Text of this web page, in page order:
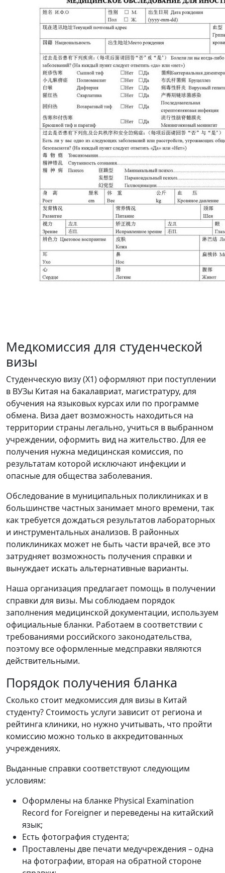
Медкомиссия для студенческой
визы
Студенческую визу (X1) оформляют при поступлении
в ВУЗы Китая на бакалавриат, магистратуру, для
обучения на языковых курсах или по программе
обмена. Виза дает возможность находиться на
территории страны легально, учиться в выбранном
учреждении, оформить вид на жительство. Для ее
получения нужна медицинская комиссия, по
результатам которой исключают инфекции и
опасные для общества заболевания.
Обследование в муниципальных поликлиниках и в
большинстве частных занимает много времени, так
как требуется дождаться результатов лабораторных
и инструментальных анализов. В районных
поликлиниках может не быть части врачей, все это
затрудняет возможность получения справки и
вынуждает искать альтернативные варианты.
Наша организация предлагает помощь в получении
справки для визы. Мы соблюдаем порядок
заполнения медицинской документации, используем
официальные бланки. Работаем в соответствии с
требованиями российского законодательства,
поэтому все оформленные медсправки являются
действительными.
Порядок получения бланка
Сколько стоит медкомиссия для визы в Китай
студенту? Стоимость услуги зависит от региона и
рейтинга клиники, но нужно учитывать, что пройти
комиссию можно только в аккредитованных
учреждениях.
Выданные справки соответствуют следующим
условиям:
Оформлены на бланке Physical Examination
Record for Foreigner и переведены на китайский
язык;
Есть фотография студента;
Проставлены две печати медучреждения – одна
на фотографии, вторая на обратной стороне